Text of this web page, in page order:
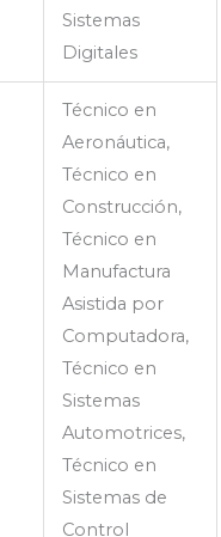
Sistemas
Digitales
Técnico en
Aeronáutica,
Técnico en
Construcción,
Técnico en
Manufactura
Asistida por
Computadora,
Técnico en
Sistemas
Automotrices,
Técnico en
Sistemas de
Control